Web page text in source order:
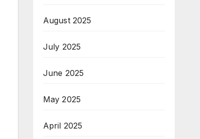
August 2025
July 2025
June 2025
May 2025
April 2025